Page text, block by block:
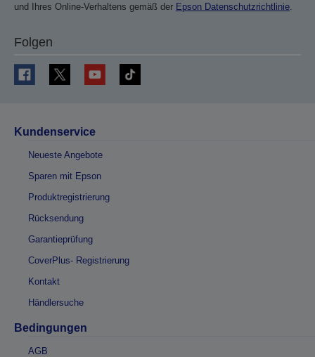
und Ihres Online-Verhaltens gemäß der Epson Datenschutzrichtlinie
Folgen
Kundenservice
Neueste Angebote
Sparen mit Epson
Produktregistrierung
Rücksendung
Garantieprüfung
CoverPlus- Registrierung
Kontakt
Händlersuche
Bedingungen
AGB